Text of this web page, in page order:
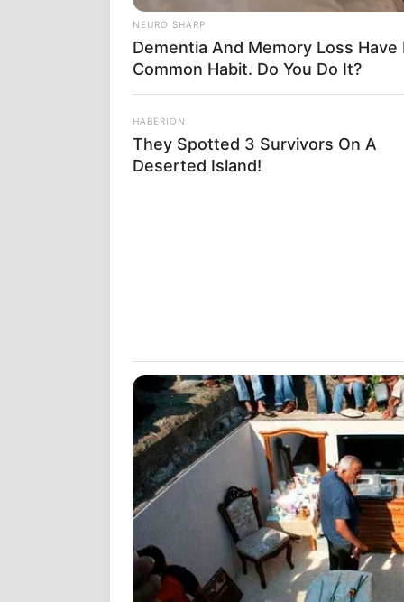
Αρχαίος
και πάλι.
παιδιά με
έντομα,
του.
Δεν τον
σου είναι
ζωής,
τοπίου.
παρουσία
τόσο αυτό
Και τώρα
NEURO SHARP
Dementia And Memory Loss Have
Common Habit. Do You Do It?
HABERION
They Spotted 3 Survivors On A
Deserted Island!